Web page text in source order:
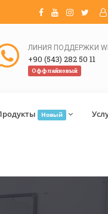
+90 (543) 282 50 11
Оффлайновый
Новый